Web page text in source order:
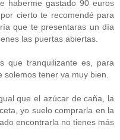
haberme gastado 90 euros
cierto te recomendé para
que te presentaras un día
las puertas abiertas.
que tranquilizante es, para
tener va muy bien.
que el azúcar de caña, la
yo suelo comprarla en la
encontrarla no tienes más